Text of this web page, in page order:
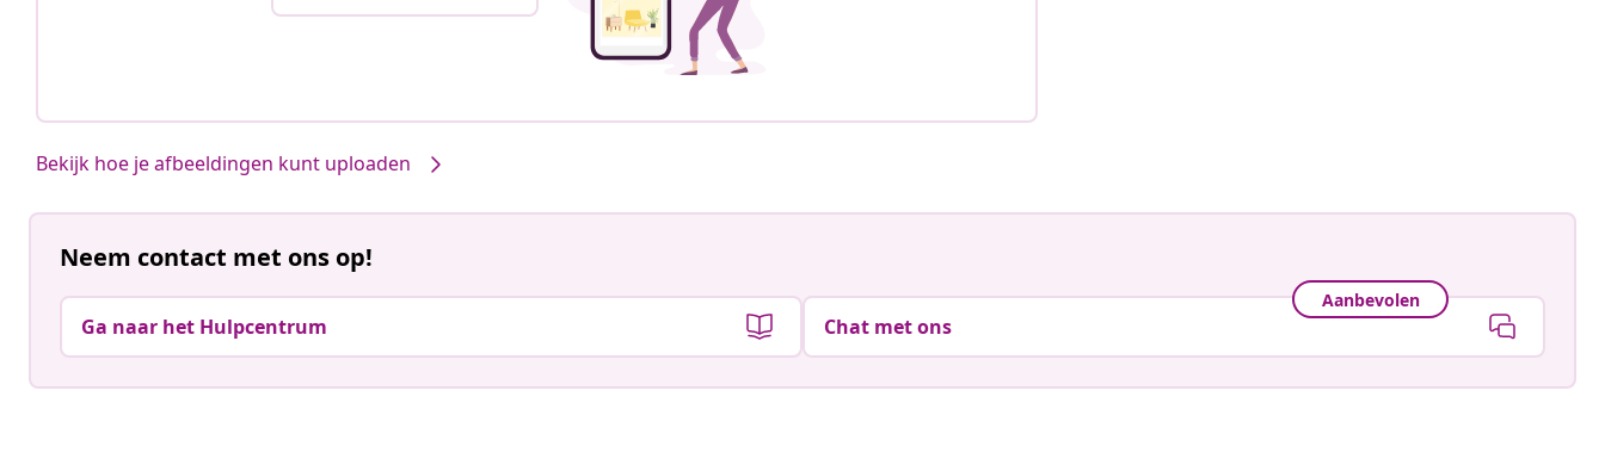
Bekijk hoe je afbeeldingen kunt uploaden
Neem contact met ons op!
Ga naar het Hulpcentrum
Aanbevolen
Chat met ons